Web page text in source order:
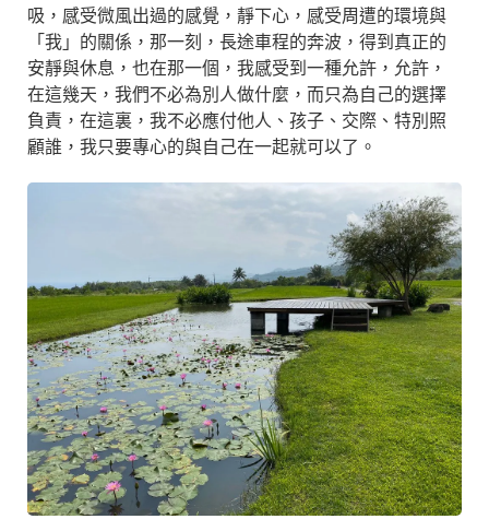
吸，感受微風出過的感覺，靜下心，感受周遭的環境與
「我」的關係，那一刻，長途車程的奔波，得到真正的
安靜與休息，也在那一個，我感受到一種允許，允許，
在這幾天，我們不必為別人做什麼，而只為自己的選擇
負責，在這裏，我不必應付他人、孩子、交際、特別照
顧誰，我只要專心的與自己在一起就可以了。